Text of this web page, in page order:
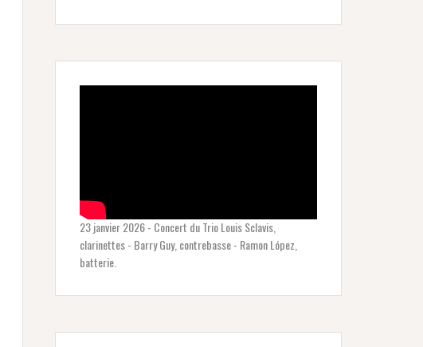
23 janvier 2026 - Concert du Trio Louis Sclavis,
clarinettes - Barry Guy, contrebasse - Ramon López,
batterie.